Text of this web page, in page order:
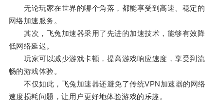
无论玩家在世界的哪个角落，都能享受到高速、稳定的
网络加速服务。
其次，飞兔加速器采用了先进的加速技术，能够有效降
低网络延迟。
玩家可以减少游戏卡顿，提高游戏响应速度，享受到流
畅的游戏体验。
不仅如此，飞兔加速器还避免了传统VPN加速器的网络
速度损耗问题，让用户更好地体验游戏的乐趣。